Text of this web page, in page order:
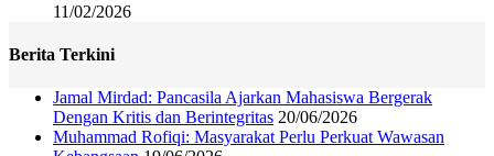
11/02/2026
Berita Terkini
Jamal Mirdad: Pancasila Ajarkan Mahasiswa Bergerak
Dengan Kritis dan Berintegritas 20/06/2026
Muhammad Rofiqi: Masyarakat Perlu Perkuat Wawasan